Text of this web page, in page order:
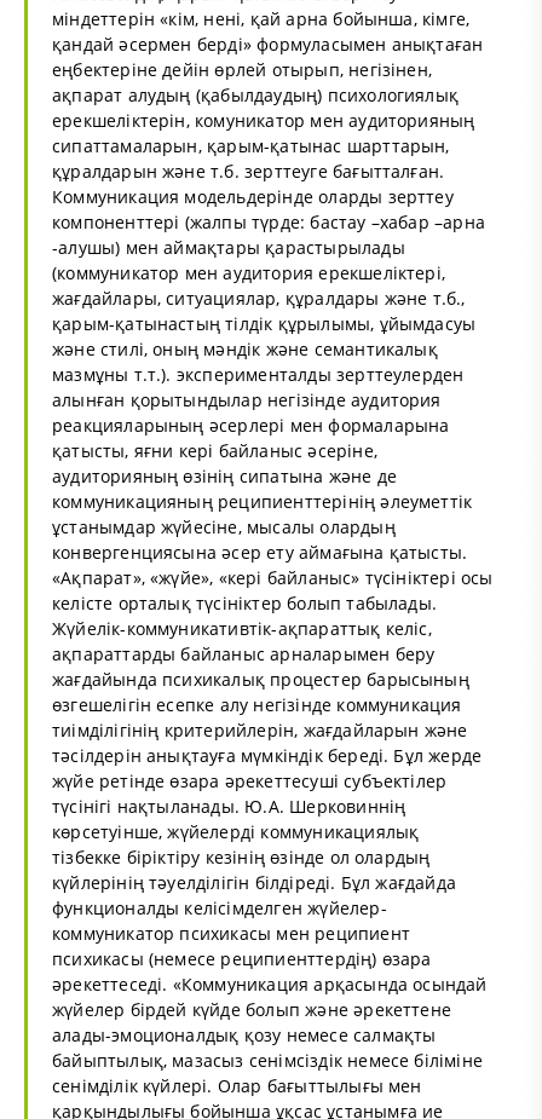
міндеттерін «кім, нені, қай арна бойынша, кімге,
қандай әсермен берді» формуласымен анықтаған
еңбектеріне дейін өрлей отырып, негізінен,
ақпарат алудың (қабылдаудың) психологиялық
ерекшеліктерін, комуникатор мен аудиторияның
сипаттамаларын, қарым-қатынас шарттарын,
құралдарын және т.б. зерттеуге бағытталған.
Коммуникация модельдерінде оларды зерттеу
компоненттері (жалпы түрде: бастау –хабар –арна
-алушы) мен аймақтары қарастырылады
(коммуникатор мен аудитория ерекшеліктері,
жағдайлары, ситуациялар, құралдары және т.б.,
қарым-қатынастың тілдік құрылымы, ұйымдасуы
және стилі, оның мәндік және семантикалық
мазмұны т.т.). эксперименталды зерттеулерден
алынған қорытындылар негізінде аудитория
реакцияларының әсерлері мен формаларына
қатысты, яғни кері байланыс әсеріне,
аудиторияның өзінің сипатына және де
коммуникацияның реципиенттерінің әлеуметтік
ұстанымдар жүйесіне, мысалы олардың
конвергенциясына әсер ету аймағына қатысты.
«Ақпарат», «жүйе», «кері байланыс» түсініктері осы
келісте орталық түсініктер болып табылады.
Жүйелік-коммуникативтік-ақпараттық келіс,
ақпараттарды байланыс арналарымен беру
жағдайында психикалық процестер барысының
өзгешелігін есепке алу негізінде коммуникация
тиімділігінің критерийлерін, жағдайларын және
тәсілдерін анықтауға мүмкіндік береді. Бұл жерде
жүйе ретінде өзара әрекеттесуші субъектілер
түсінігі нақтыланады. Ю.А. Шерковиннің
көрсетуінше, жүйелерді коммуникациялық
тізбекке біріктіру кезінің өзінде ол олардың
күйлерінің тәуелділігін білдіреді. Бұл жағдайда
функционалды келісімделген жүйелер-
коммуникатор психикасы мен реципиент
психикасы (немесе реципиенттердің) өзара
әрекеттеседі. «Коммуникация арқасында осындай
жүйелер бірдей күйде болып және әрекеттене
алады-эмоционалдық қозу немесе салмақты
байыптылық, мазасыз сенімсіздік немесе біліміне
сенімділік күйлері. Олар бағыттылығы мен
қарқындылығы бойынша ұқсас ұстанымға ие